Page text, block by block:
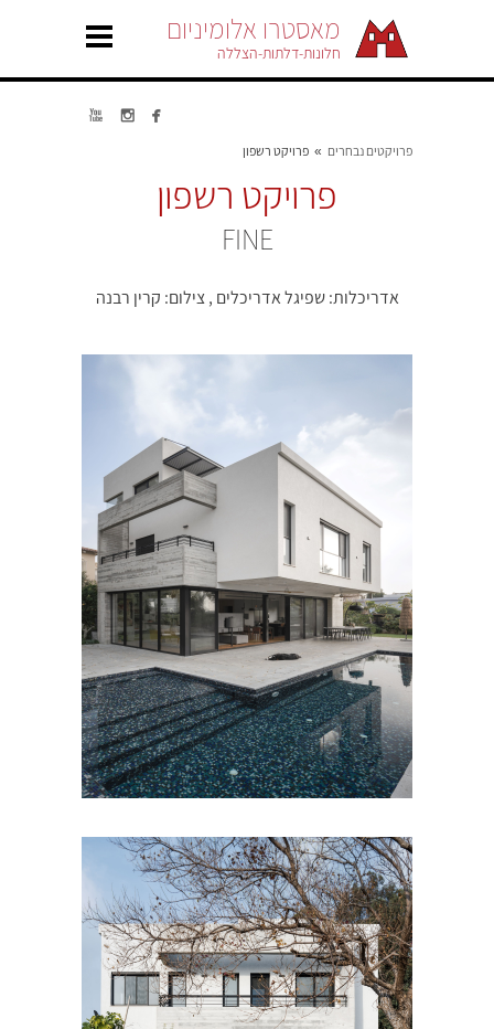
מאסטרו אלומיניום
חלונות-דלתות-הצללה



פרויקטים נבחרים » פרויקט רשפון
פרויקט רשפון
FINE
אדריכלות: שפיגל אדריכלים , צילום: קרין רבנה